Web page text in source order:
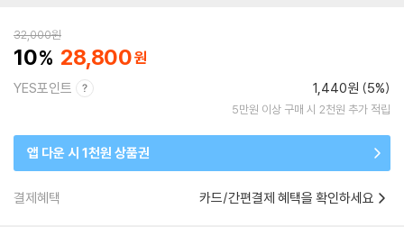
32,000원
10 28,800
YES포인트 1,440원 (5%)
5만원 이상 구매 시 2천원 추가 적립
앱 다운 시 1천원 상품권
결제혜택 카드/간편결제 혜택을 확인하세요